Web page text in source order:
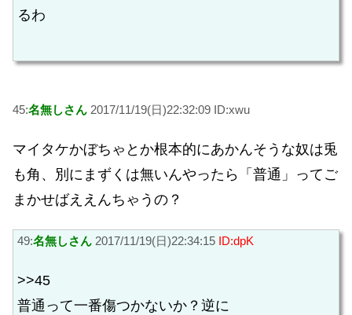
るわ
45:名無しさん 2017/11/19(日)22:32:09 ID:xwu
マイタケかぼちゃとか根本的にあかんそうな奴は兎
も角、別にまずくは無いんやったら「普通」ってご
まかせばええんちゃうの？
49:名無しさん 2017/11/19(日)22:34:15 ID:dpK
>>45
普通って一番傷つかないか？逆に